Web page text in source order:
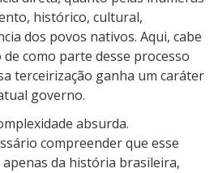
histórico, cultural,
dos povos nativos. Aqui, cabe
como parte desse processo
terceirização ganha um caráter
governo.
absurda.
compreender que esse
da história brasileira,